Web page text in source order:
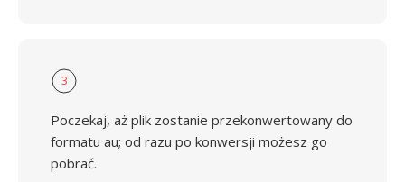
3
Poczekaj, aż plik zostanie przekonwertowany do
formatu au; od razu po konwersji możesz go
pobrać.